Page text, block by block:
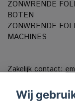
ZONWRENDE
BOTEN
ZONWRENDE
MACHINES
Zakelijk contact:
VAT reg.
Wij